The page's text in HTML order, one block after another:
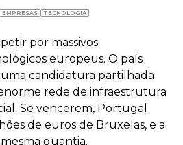
EMPRESAS TECNOLOGIA
por massivos
europeus. O país
candidatura partilhada
rede de infraestrutura
Se vencerem, Portugal
de euros de Bruxelas, e a
quantia.